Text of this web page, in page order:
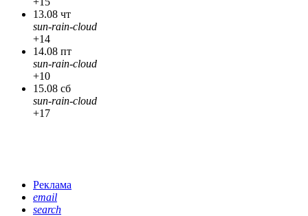
13.08 чт
sun-rain-cloud
+14
14.08 пт
sun-rain-cloud
+10
15.08 сб
sun-rain-cloud
+17
Реклама
email
search